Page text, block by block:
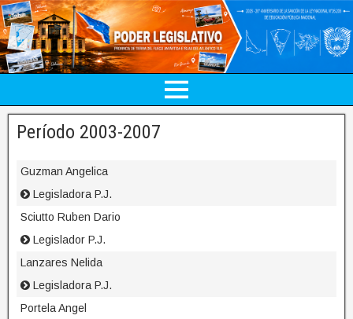
Período 2003-2007
Guzman Angelica
Legisladora P.J.
Sciutto Ruben Dario
Legislador P.J.
Lanzares Nelida
Legisladora P.J.
Portela Angel